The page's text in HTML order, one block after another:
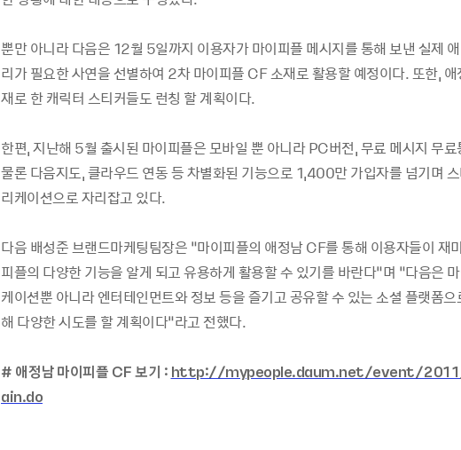
뿐만 아니라 다음은 12월 5일까지 이용자가 마이피플 메시지를 통해 보낸 실제
리가 필요한 사연을 선별하여 2차 마이피플 CF 소재로 활용할 예정이다. 또한,
재로 한 캐릭터 스티커들도 런칭 할 계획이다.
한편, 지난해 5월 출시된 마이피플은 모바일 뿐 아니라 PC버전, 무료 메시지 무
물론 다음지도, 클라우드 연동 등 차별화된 기능으로 1,400만 가입자를 넘기며
리케이션으로 자리잡고 있다.
다음 배성준 브랜드마케팅팀장은 “마이피플의 애정남 CF를 통해 이용자들이 재
피플의 다양한 기능을 알게 되고 유용하게 활용할 수 있기를 바란다”며 “다음은
케이션뿐 아니라 엔터테인먼트와 정보 등을 즐기고 공유할 수 있는 소셜 플랫폼
해 다양한 시도를 할 계획이다”라고 전했다.
# 애정남 마이피플 CF 보기 : http://mypeople.daum.net/event/
ain.do